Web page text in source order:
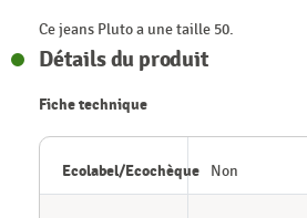
Ce jeans Pluto a une taille 50.
Détails du produit
Fiche technique
Ecolabel/Ecochèque Non